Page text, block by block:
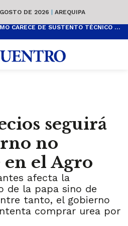
DE 2026 | AREQUIPA
AUMENTO DEL SUELDO MÍNIMO CARECE DE SUSTENTO TÉCNICO Y ES POPULISTA
seguirá
no
el Agro
afecta la
de la papa sino de
tanto, el gobierno
comprar urea por